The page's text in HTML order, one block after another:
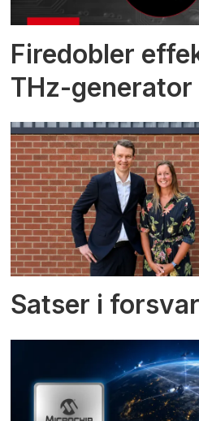
Firedobler
THz-generator
Satser i